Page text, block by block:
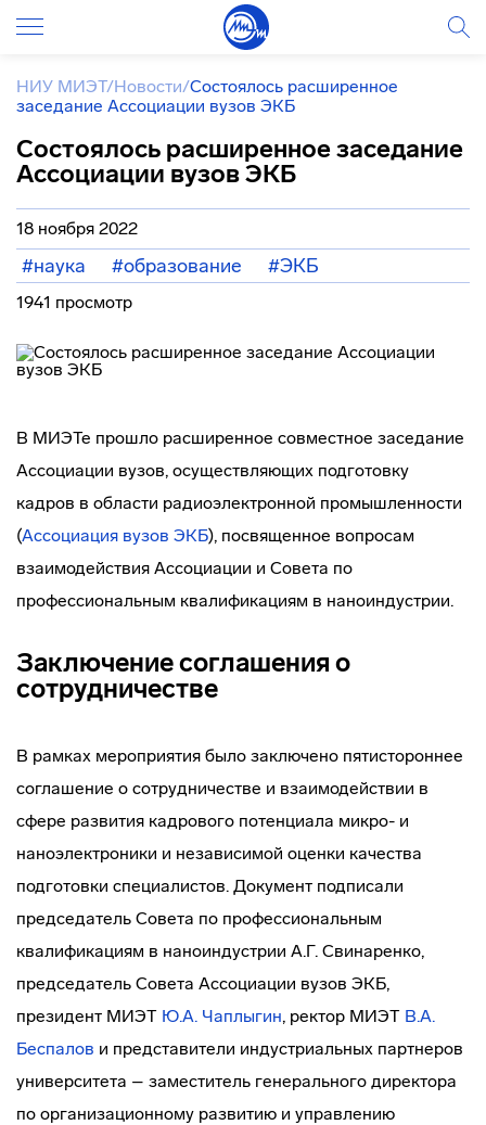
НИУ МИЭТ/Новости/Состоялось расширенное
заседание Ассоциации вузов ЭКБ
Состоялось расширенное заседание
Ассоциации вузов ЭКБ
18 ноября 2022
#наука #образование #ЭКБ
1941 просмотр
В МИЭТе прошло расширенное совместное заседание
Ассоциации вузов, осуществляющих подготовку
кадров в области радиоэлектронной промышленности
(Ассоциация вузов ЭКБ), посвященное вопросам
взаимодействия Ассоциации и Совета по
профессиональным квалификациям в наноиндустрии.
Заключение соглашения о
сотрудничестве
В рамках мероприятия было заключено пятистороннее
соглашение о сотрудничестве и взаимодействии в
сфере развития кадрового потенциала микро- и
наноэлектроники и независимой оценки качества
подготовки специалистов. Документ подписали
председатель Совета по профессиональным
квалификациям в наноиндустрии А.Г. Свинаренко,
председатель Совета Ассоциации вузов ЭКБ,
президент МИЭТ Ю.А. Чаплыгин, ректор МИЭТ В.А.
Беспалов и представители индустриальных партнеров
университета – заместитель генерального директора
по организационному развитию и управлению